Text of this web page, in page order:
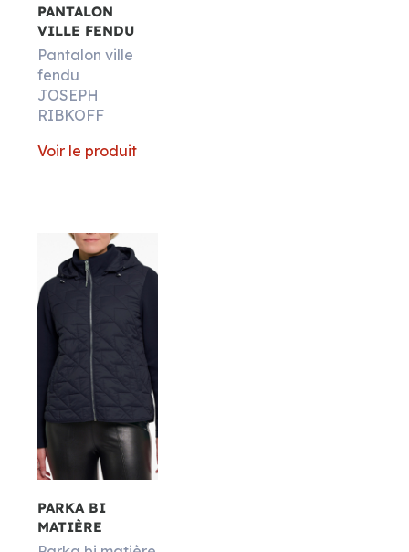
PANTALON
VILLE FENDU
Pantalon ville
fendu
JOSEPH
RIBKOFF
Voir le produit
PARKA BI
MATIÈRE